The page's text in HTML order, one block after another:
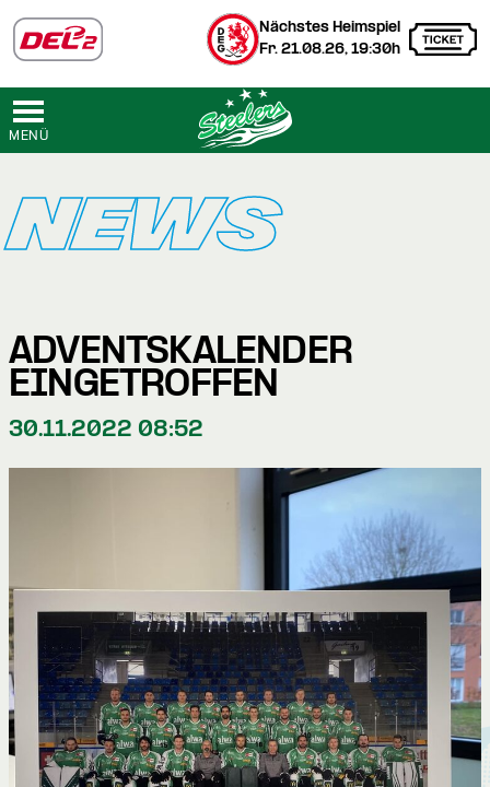
Nächstes Heimspiel
Fr. 21.08.26, 19:30h
MENÜ
NEWS
ADVENTSKALENDER
EINGETROFFEN
30.11.2022 08:52